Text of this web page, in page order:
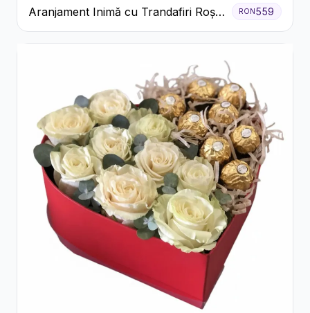
Aranjament Inimă cu Trandafiri Roșii
și Ciocolată Ferrero Rocher
RON 559